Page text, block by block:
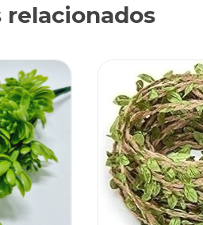
relacionados